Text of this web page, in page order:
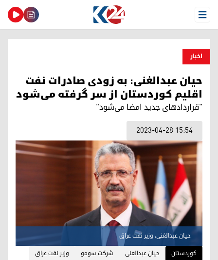
Open Menu
اخبار
حیان عبدالغنی: به زودی صادرات نفت
اقلیم کوردستان از سر گرفته می‌شود
"قراردادهای جدید امضا می‌شود"
2023-04-28 15:54
حیان عبدالغنی، وزیر نفت عراق
کوردستان
حیان عبدالغنی شرکت سومو وزیر نفت عراق